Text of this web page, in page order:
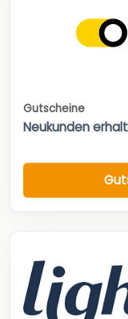
Gutscheine
Neukunden